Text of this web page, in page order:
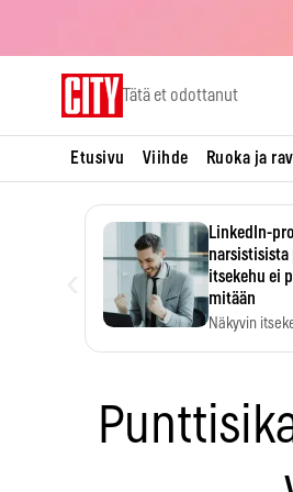
Tätä et odottanut
Etusivu Viihde Ruoka ja
LinkedIn-
itsekehu ei
mitään
Näkyvin